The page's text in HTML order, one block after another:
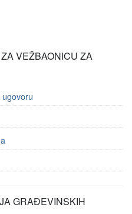
VEŽBAONICU ZA
GRAĐEVINSKIH